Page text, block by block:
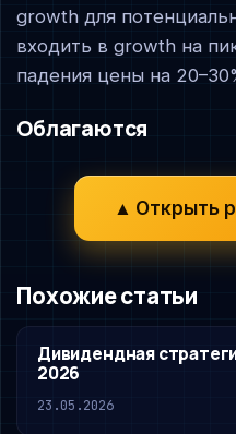
growth для
входить в growth на
падения цены на
Облагаются
▲ Открыть
Похожие статьи
Дивидендная
2026
23.05.2026